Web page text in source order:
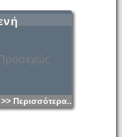
>> Περισσότερα...